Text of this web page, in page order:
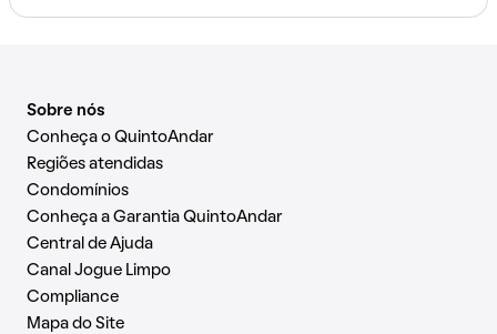
Sobre nós
Conheça o QuintoAndar
Regiões atendidas
Condomínios
Conheça a Garantia QuintoAndar
Central de Ajuda
Canal Jogue Limpo
Compliance
Mapa do Site